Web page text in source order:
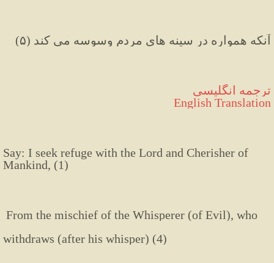
آنکه همواره در سینه های مردم وسوسه می کند (۵)
ترجمه انگلیسی
English Translation
Say: I seek refuge with the Lord and Cherisher of
Mankind, (1)
From the mischief of the Whisperer (of Evil), who
withdraws (after his whisper) (4)